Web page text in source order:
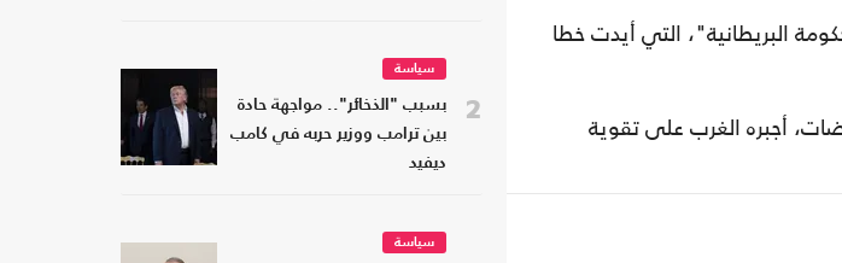
البريطانية"، التي أيدت خطا
أجبره الغرب على تقوية
2
سياسة
بسبب "الذخائر".. مواجهة حادة
بين ترامب ووزير حربه في كامب
ديفيد
سياسة